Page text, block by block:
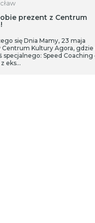
prezent z Centrum
się Dnia Mamy, 23 maja
Centrum Kultury Agora, gdzie
specjalnego: Speed Coaching
eks…